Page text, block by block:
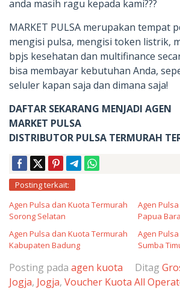
anda masih ragu kepada kami???
MARKET PULSA merupakan tempat
mengisi pulsa, mengisi token listrik,
bpjs kesehatan dan multifinance
bisa membayar kebutuhan Anda,
seluler kapan saja dan dimana saja!
DAFTAR SEKARANG MENJADI AGEN
MARKET PULSA
DISTRIBUTOR PULSA TERMURAH
Posting terkait:
Agen Pulsa dan Kuota Termurah
Sorong Selatan
Agen
Papua
Agen Pulsa dan Kuota Termurah
Kabupaten Badung
Agen
Sumba
Posting pada agen kuota Ditag
Jogja, Jogja, Voucher Kuota All